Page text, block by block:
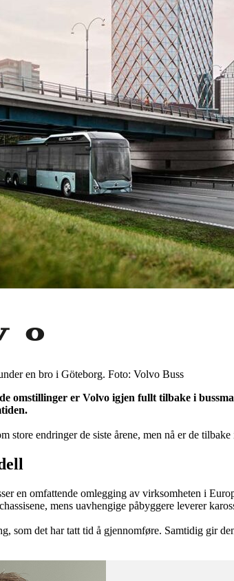
en bro i Göteborg. Foto: Volvo Buss
omstillinger er Volvo igjen fullt tilbake i
store endringer de siste årene, men nå er de
en omfattende omlegging av virksomheten i
mens uavhengige påbyggere leverer
som det har tatt tid å gjennomføre. Samtidig gir